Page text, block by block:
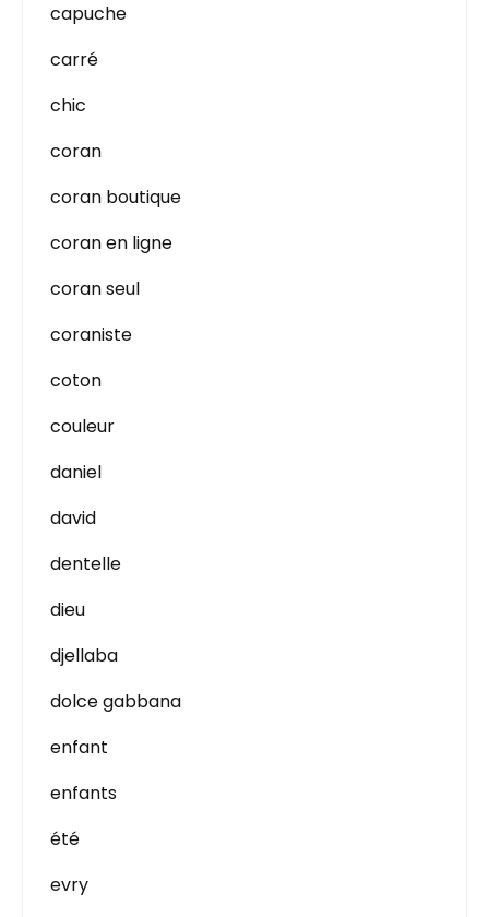
capuche
carré
chic
coran
coran boutique
coran en ligne
coran seul
coraniste
coton
couleur
daniel
david
dentelle
dieu
djellaba
dolce gabbana
enfant
enfants
été
evry